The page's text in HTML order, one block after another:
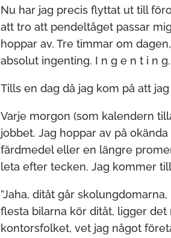
Nu har jag precis flyttat ut till
att tro att pendeltåget passar
hoppar av. Tre timmar om
absolut ingenting. I n g e n t i n g.
Tills en dag då jag kom på att
Varje morgon (som kalendern
jobbet. Jag hoppar av på
färdmedel eller en längre
leta efter tecken. Jag kommer
”Jaha, ditåt går
flesta bilarna kör ditåt, ligger det
kontorsfolket, vet jag något